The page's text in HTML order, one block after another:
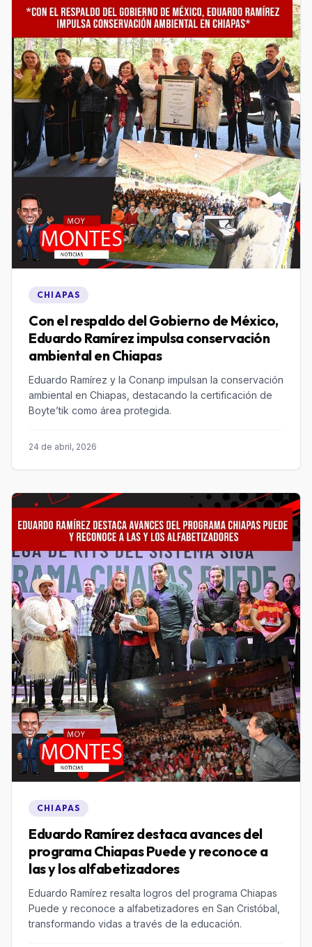
CHIAPAS
Con el respaldo del Gobierno de México,
Eduardo Ramírez impulsa conservación
ambiental en Chiapas
Eduardo Ramírez y la Conanp impulsan la conservación
ambiental en Chiapas, destacando la certificación de
Boyte’tik como área protegida.
24 de abril, 2026
CHIAPAS
Eduardo Ramírez destaca avances del
programa Chiapas Puede y reconoce a
Eduardo Ramírez resalta logros del programa Chiapas
Puede y reconoce a alfabetizadores en San Cristóbal,
transformando vidas a través de la educación.